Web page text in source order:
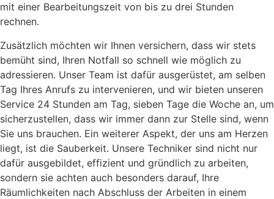
mit einer Bearbeitungszeit von bis zu drei Stunden
rechnen.
Zusätzlich möchten wir Ihnen versichern, dass wir stets
bemüht sind, Ihren Notfall so schnell wie möglich zu
adressieren. Unser Team ist dafür ausgerüstet, am selben
Tag Ihres Anrufs zu intervenieren, und wir bieten unseren
Service 24 Stunden am Tag, sieben Tage die Woche an, um
sicherzustellen, dass wir immer dann zur Stelle sind, wenn
Sie uns brauchen. Ein weiterer Aspekt, der uns am Herzen
liegt, ist die Sauberkeit. Unsere Techniker sind nicht nur
dafür ausgebildet, effizient und gründlich zu arbeiten,
sondern sie achten auch besonders darauf, Ihre
Räumlichkeiten nach Abschluss der Arbeiten in einem